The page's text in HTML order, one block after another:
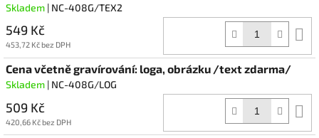
Skladem | NC-408G/TEX2
549 Kč
453,72 Kč bez DPH
Cena včetně gravírování: loga, obrázku /text zdarma/
Skladem | NC-408G/LOG
509 Kč
420,66 Kč bez DPH